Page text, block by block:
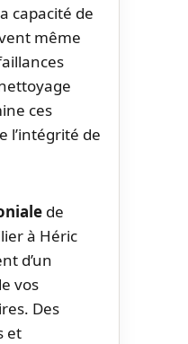
capacité de
même
ces
l’intégrité de
de
à Héric
d’un
vos
Des
et